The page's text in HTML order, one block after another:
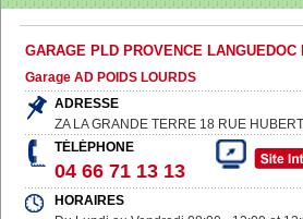
GARAGE PLD PROVENCE LANGUEDOC
Garage AD POIDS LOURDS
ADRESSE
ZA LA GRANDE TERRE 18 RUE
TÉLÉPHONE
04 66 71 13 13
HORAIRES